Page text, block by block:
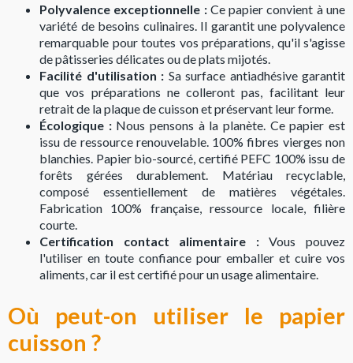
Polyvalence exceptionnelle : Ce papier convient à une
variété de besoins culinaires. Il garantit une polyvalence
remarquable pour toutes vos préparations, qu'il s'agisse
de pâtisseries délicates ou de plats mijotés.
Facilité d'utilisation : Sa surface antiadhésive garantit
que vos préparations ne colleront pas, facilitant leur
retrait de la plaque de cuisson et préservant leur forme.
Écologique :Nous pensons à la planète. Ce papier est
issu de ressource renouvelable. 100% fibres vierges non
blanchies. Papier bio-sourcé, certifié PEFC 100% issu de
forêts gérées durablement. Matériau recyclable,
composé essentiellement de matières végétales.
Fabrication 100% française, ressource locale, filière
courte.
Certification contact alimentaire :Vous pouvez
l'utiliser en toute confiance pour emballer et cuire vos
aliments, car il est certifié pour un usage alimentaire.
Où peut-on utiliser le papier
cuisson ?